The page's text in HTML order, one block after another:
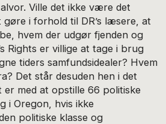
Ville det ikke være det
i forhold til DR’s læsere, at
hvem der udgør fjenden og
Rights er villige at tage i brug
tiders samfundsidealer? Hvem
Det står desuden hen i det
er med at opstille 66 politiske
i Oregon, hvis ikke
politiske klasse og